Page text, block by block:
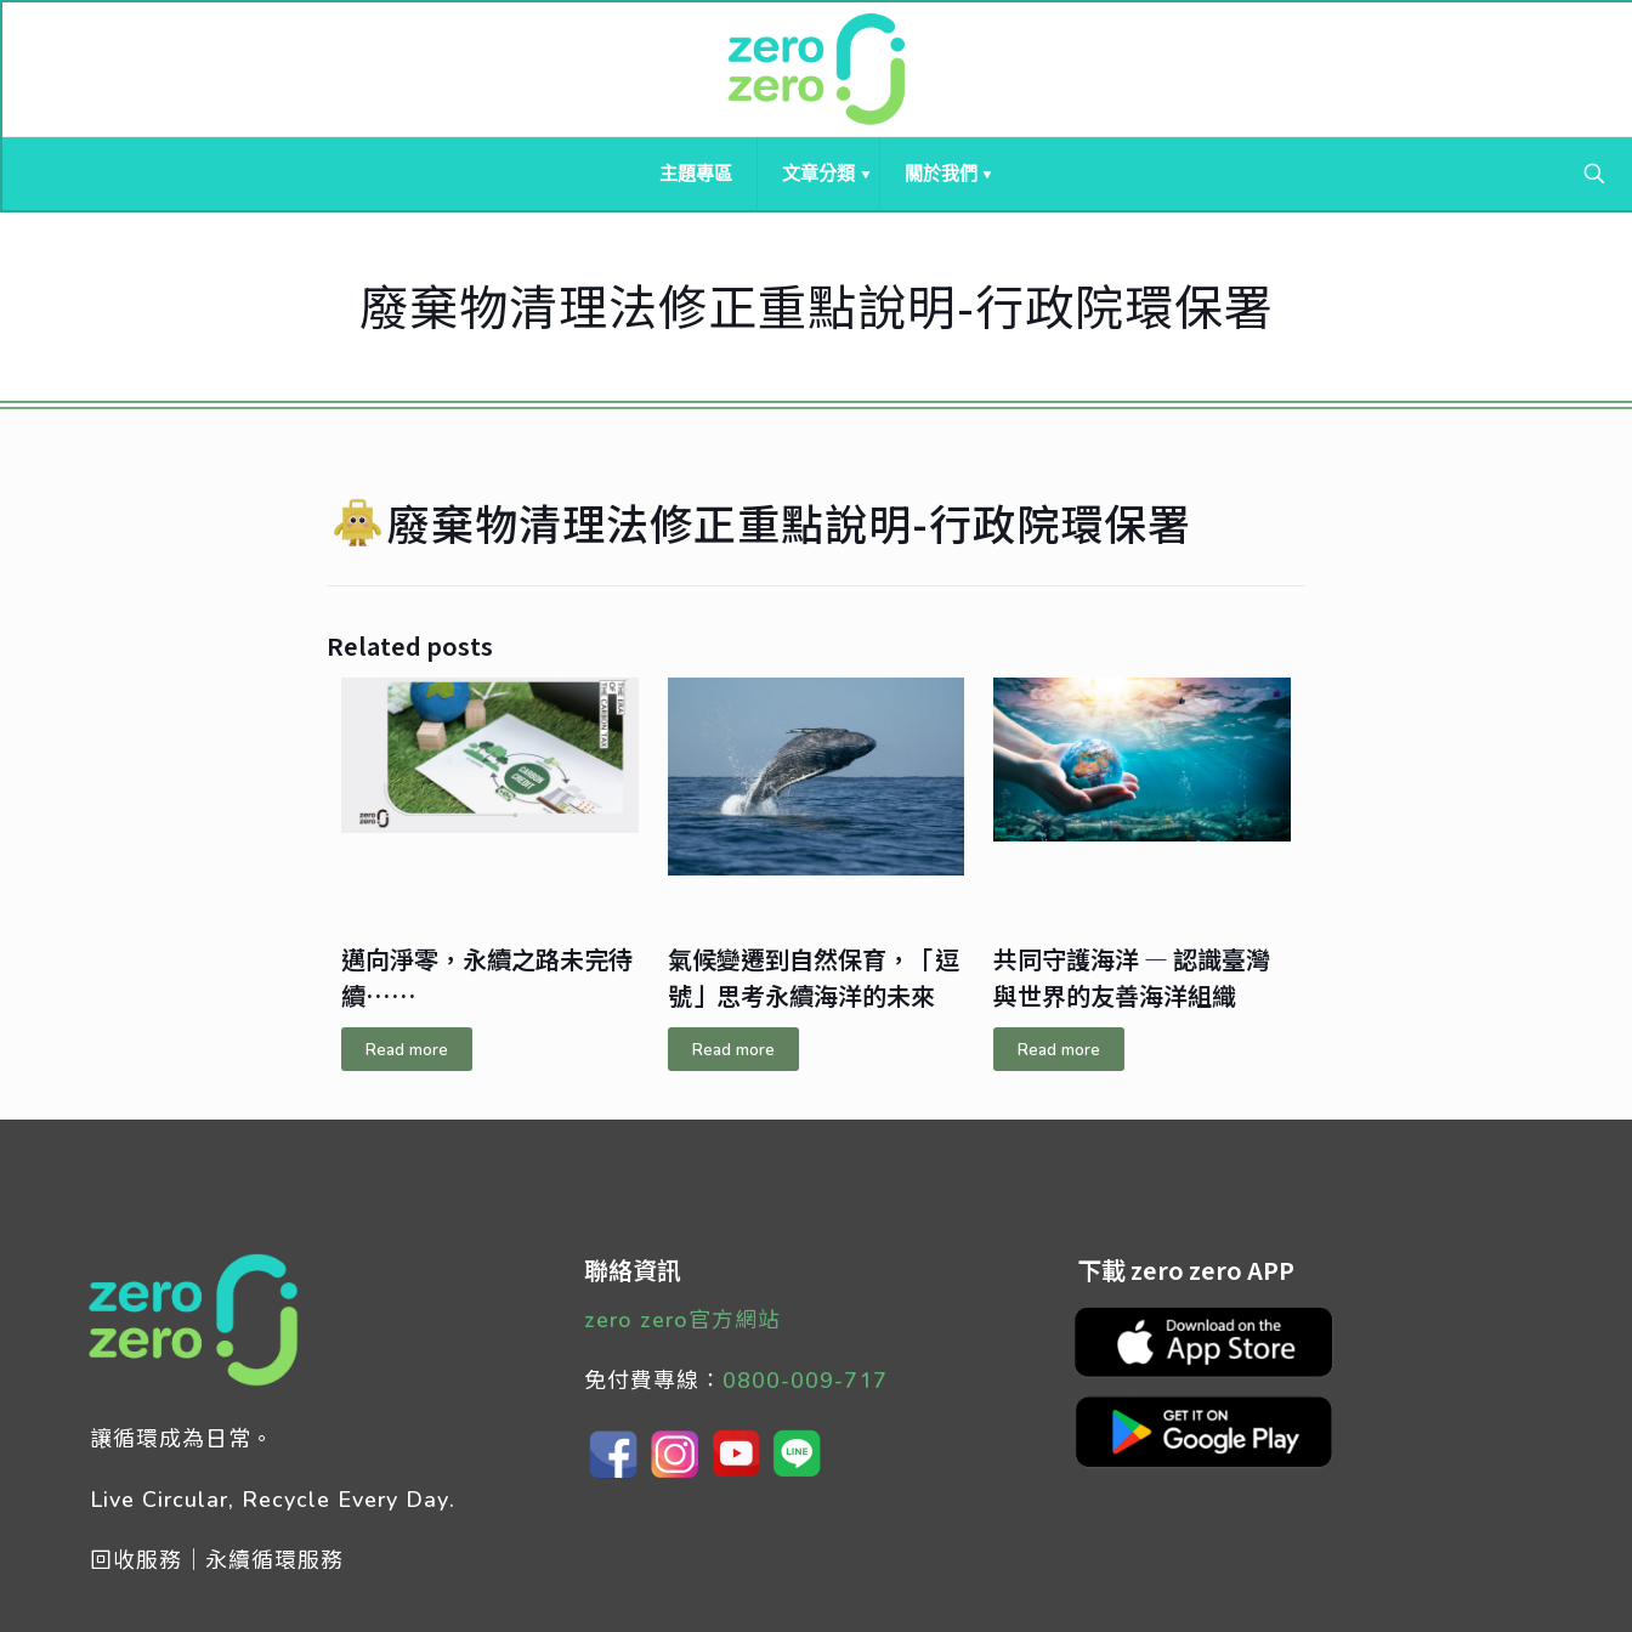
主題專區 文章分類 關於我們
廢棄物清理法修正重點說明-行政院環保署
廢棄物清理法修正重點說明-行政院環保署
Related posts
邁向淨零，永續之路未完待
續……
Read more
氣候變遷到自然保育，「逗
號」思考永續海洋的未來
Read more
共同守護海洋 — 認識臺灣
與世界的友善海洋組織
Read more
讓循環成為日常。
Live Circular, Recycle Every Day.
回收服務｜永續循環服務
聯絡資訊
zero zero官方網站
免付費專線： 0800-009-717
下載 zero zero APP